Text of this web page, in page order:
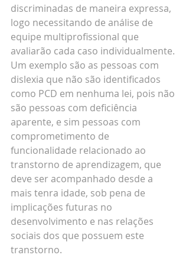
discriminadas de maneira expressa,
logo necessitando de análise de
equipe multiprofissional que
avaliarão cada caso individualmente.
Um exemplo são as pessoas com
dislexia que não são identificados
como PCD em nenhuma lei, pois não
são pessoas com deficiência
aparente, e sim pessoas com
comprometimento de
funcionalidade relacionado ao
transtorno de aprendizagem, que
deve ser acompanhado desde a
mais tenra idade, sob pena de
implicações futuras no
desenvolvimento e nas relações
sociais dos que possuem este
transtorno.